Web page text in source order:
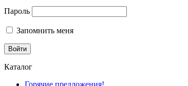
Пароль
Запомнить меня
Каталог
Горячие предложения!